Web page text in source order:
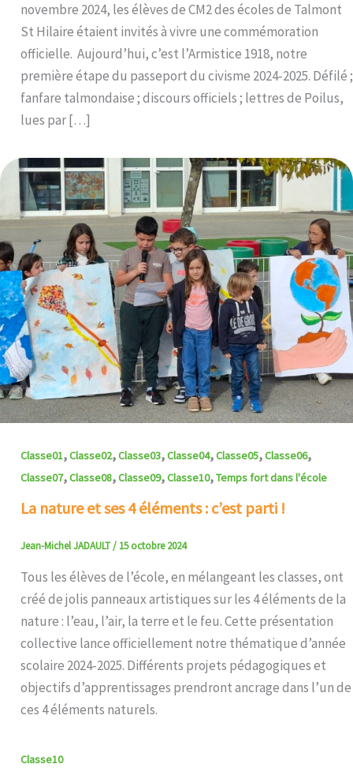
novembre 2024, les élèves de CM2 des écoles de Talmont
St Hilaire étaient invités à vivre une commémoration
officielle. Aujourd’hui, c’est l’Armistice 1918, notre
première étape du passeport du civisme 2024-2025. Défilé ;
fanfare talmondaise ; discours officiels ; lettres de Poilus,
lues par […]
Classe01,Classe02,Classe03,Classe04,Classe05,Classe06,
Classe07,Classe08,Classe09,Classe10,Temps fort dans l'école
La nature et ses 4 éléments : c’est parti !
Jean-Michel JADAULT/ 15 octobre 2024
Tous les élèves de l’école, en mélangeant les classes, ont
créé de jolis panneaux artistiques sur les 4 éléments de la
nature : l’eau, l’air, la terre et le feu. Cette présentation
collective lance officiellement notre thématique d’année
scolaire 2024-2025. Différents projets pédagogiques et
objectifs d’apprentissages prendront ancrage dans l’un de
ces 4 éléments naturels.
Classe10